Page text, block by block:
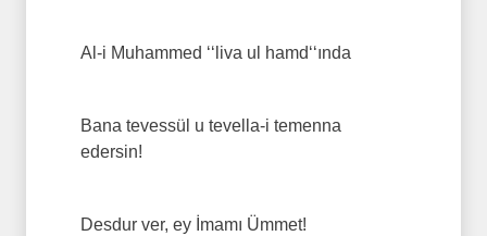
Al-i Muhammed ‘‘liva ul hamd‘‘ında
Bana tevessül u tevella-i temenna
edersin!
Desdur ver, ey İmamı Ümmet!